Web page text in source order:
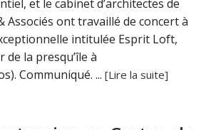
et le cabinet d’architectes de
Associés ont travaillé de concert à
intitulée Esprit Loft,
la presqu’île à
Communiqué. ...[Lire la suite]